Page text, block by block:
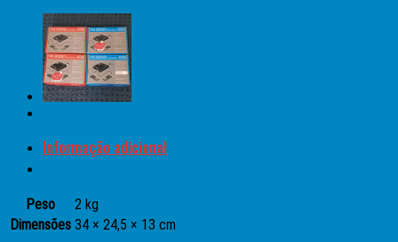
Informação adicional
Peso
2 kg
Dimensões 34 × 24,5 × 13 cm